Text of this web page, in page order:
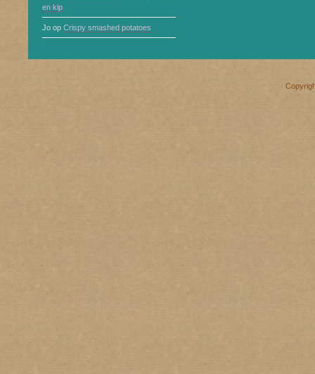
en kip
Jo op Crispy smashed potatoes